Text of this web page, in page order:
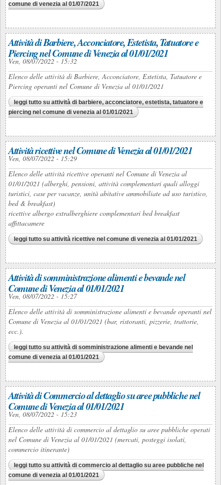
comune di venezia al 01/07/2021
Attività di Barbiere, Acconciatore, Estetista, Tatuatore e
Piercing nel Comune di Venezia al 01/01/2021
Ven, 08/07/2022 - 15:32
Elenco delle attività di Barbiere, Acconciatore, Estetista, Tatuatore e
Piercing operanti nel Comune di Venezia al 01/01/2021
leggi tutto su attività di barbiere, acconciatore, estetista, tatuatore e
piercing nel comune di venezia al 01/01/2021
Attività ricettive nel Comune di Venezia al 01/01/2021
Ven, 08/07/2022 - 15:29
Elenco delle attività ricettive operanti nel Comune di Venezia al
01/01/2021 (alberghi, pensioni, attività complementari quali alloggi
turistici, case per vacanze, unità abitative ammobiliate ad uso turistico,
bed & breakfast)
ricettive albergo extralberghiere complementari bed breakfast
affittacamere
leggi tutto su attività ricettive nel comune di venezia al 01/01/2021
Attività di somministrazione alimenti e bevande nel
Comune di Venezia al 01/01/2021
Ven, 08/07/2022 - 15:27
Elenco delle attività di somministrazione alimenti e bevande operanti nel
Comune di Venezia al 01/01/2021 (bar, ristoranti, pizzerie, trattorie,
ecc.).
leggi tutto su attività di somministrazione alimenti e bevande nel
comune di venezia al 01/01/2021
Attività di Commercio al dettaglio su aree pubbliche nel
Comune di Venezia al 01/01/2021
Ven, 08/07/2022 - 15:23
Elenco delle attività di commercio al dettaglio su aree pubbliche operati
nel Comune di Venezia al 01/01/2021 (mercati, posteggi isolati,
commercio itinerante)
leggi tutto su attività di commercio al dettaglio su aree pubbliche nel
comune di venezia al 01/01/2021